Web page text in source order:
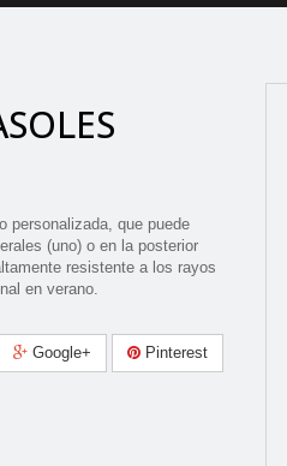
personalizada, que puede
(uno) o en la posterior
resistente a los rayos
en verano.
Google+ Pinterest